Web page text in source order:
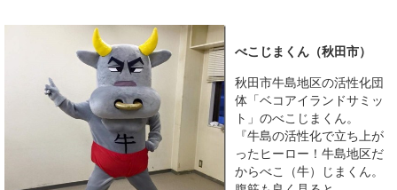
べこじまくん（秋田市）
秋田市牛島地区の活性化団
体「ベコアイランドサミッ
ト」のべこじまくん。
『牛島の活性化で立ち上が
ったヒーロー！牛島地区だ
からべこ（牛）じまくん。